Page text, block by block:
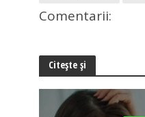
Comentarii:
Citește și